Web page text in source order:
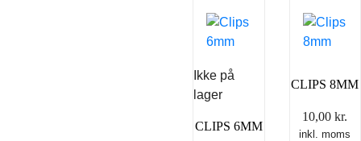
Ikke på
lager
CLIPS 6MM
CLIPS 8MM
10,00kr.
inkl. moms